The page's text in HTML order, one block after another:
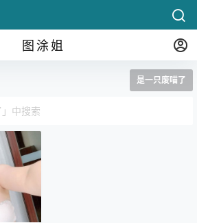
图涂姐
是一只废喵了